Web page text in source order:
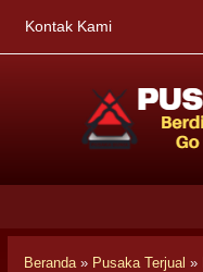
Kontak Kami
Beranda» Pusaka Terjual »